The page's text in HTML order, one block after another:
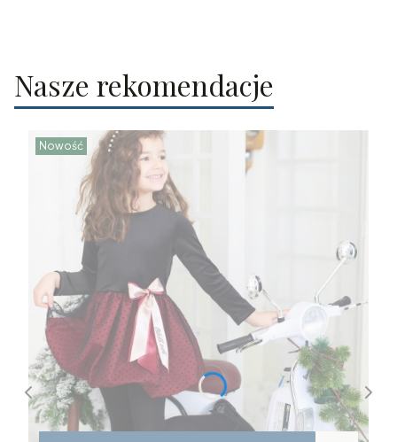
Nasze rekomendacje
Nowość